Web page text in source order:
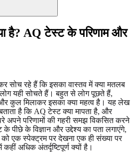
है? AQ टेस्ट के परिणाम और
सोच रहे हैं कि इसका वास्तव में क्या मतलब
यही सोचते हैं। बहुत से लोग पूछते हैं,
कुल मिलाकर इसका क्या महत्व है। यह लेख
है कि AQ टेस्ट क्या मापता है, और
अपने परिणामों की गहरी समझ विकसित करने
पीछे के विज्ञान और उद्देश्य का पता लगाएंगे,
एक स्पेक्ट्रम पर देखना एक ही संख्या पर
अधिक अंतर्दृष्टिपूर्ण क्यों है।